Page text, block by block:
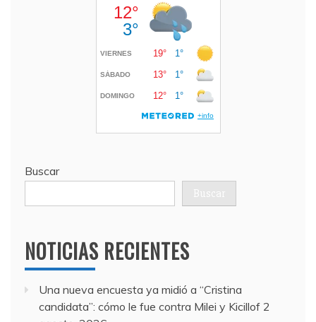
Buscar
Buscar
NOTICIAS RECIENTES
Una nueva encuesta ya midió a “Cristina
candidata”: cómo le fue contra Milei y Kicillof 2